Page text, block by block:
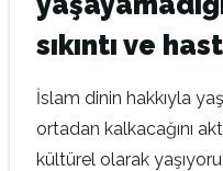
sıkıntı ve
İslam dinin hakkıyla
ortadan kalkacağını
kültürel olarak